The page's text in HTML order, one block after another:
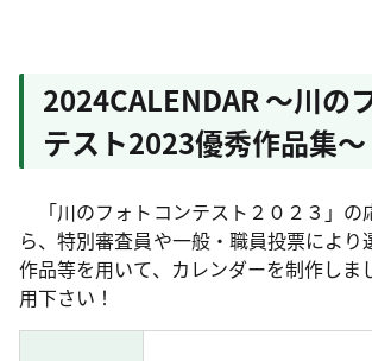
2024CALENDAR ～川の
テスト2023優秀作品集～
「川のフォトコンテスト２０２３」の
ら、特別審査員や一般・職員投票により
作品等を用いて、カレンダーを制作しま
用下さい！